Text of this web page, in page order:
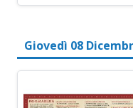
Giovedì 08